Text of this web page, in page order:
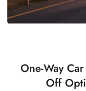
One-Way
Off